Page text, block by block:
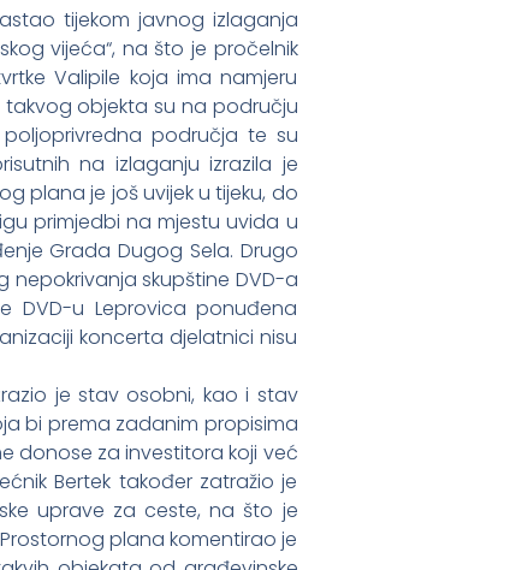
tijekom javnog izlaganja
vijeća“, na što je pročelnik
Valipile koja ima namjeru
objekta su na području
poljoprivredna područja te su
na izlaganju izrazila je
plana je još uvijek u tijeku, do
primjedbi na mjestu uvida u
Grada Dugog Sela. Drugo
nepokrivanja skupštine DVD-a
DVD-u Leprovica ponuđena
koncerta djelatnici nisu
je stav osobni, kao i stav
bi prema zadanim propisima
donose za investitora koji već
Bertek također zatražio je
uprave za ceste, na što je
plana komentirao je